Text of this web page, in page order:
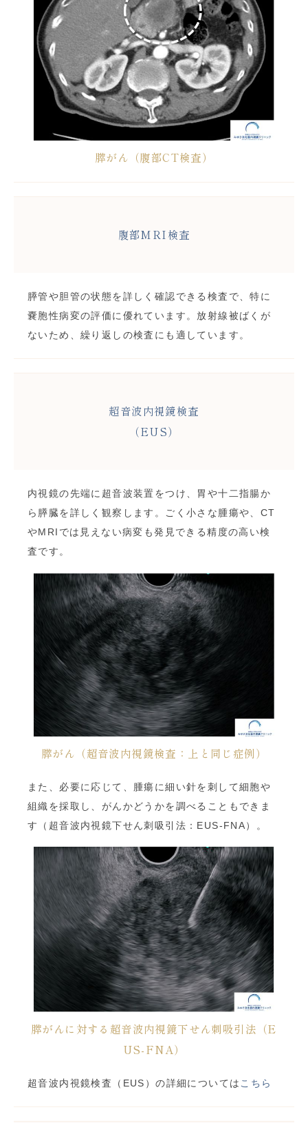
膵がん（腹部CT検査）
腹部MRI検査
膵管や胆管の状態を詳しく確認できる検査で、特に
嚢胞性病変の評価に優れています。放射線被ばくが
ないため、繰り返しの検査にも適しています。
超音波内視鏡検査
（EUS）
内視鏡の先端に超音波装置をつけ、胃や十二指腸か
ら膵臓を詳しく観察します。ごく小さな腫瘍や、CT
やMRIでは見えない病変も発見できる精度の高い検
査です。
膵がん（超音波内視鏡検査：上と同じ症例）
また、必要に応じて、腫瘍に細い針を刺して細胞や
組織を採取し、がんかどうかを調べることもできま
す（超音波内視鏡下せん刺吸引法：EUS-FNA）。
膵がんに対する超音波内視鏡下せん刺吸引法（E
US-FNA）
超音波内視鏡検査（EUS）の詳細については こちら